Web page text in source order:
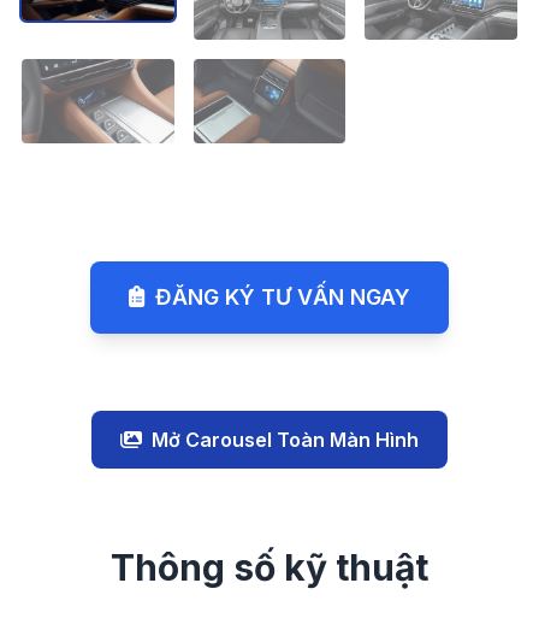
ĐĂNG KÝ TƯ VẤN NGAY
Mở Carousel Toàn Màn Hình
Thông số kỹ thuật